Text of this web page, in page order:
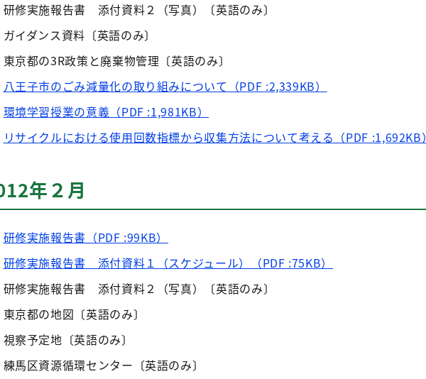
研修実施報告書 添付資料２（写真）〔英語のみ〕
ガイダンス資料〔英語のみ〕
東京都の3R政策と廃棄物管理〔英語のみ〕
八王子市のごみ減量化の取り組みについて（PDF :2,339KB）
環境学習授業の意義（PDF :1,981KB）
リサイクルにおける使用回数指標から収集方法について考える（PDF :1,692KB）
年２月
研修実施報告書（PDF :99KB）
研修実施報告書 添付資料１（スケジュール）（PDF :75KB）
研修実施報告書 添付資料２（写真）〔英語のみ〕
東京都の地図〔英語のみ〕
視察予定地〔英語のみ〕
練馬区資源循環センター〔英語のみ〕